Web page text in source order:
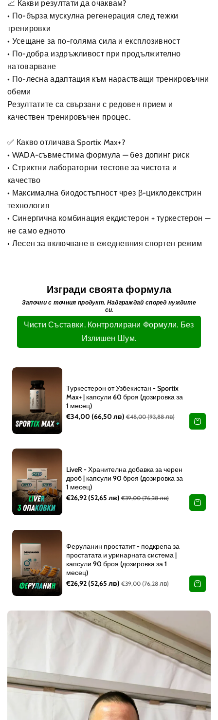
📈 Какви резултати да очаквам?
• По-бърза мускулна регенерация след тежки
тренировки
• Усещане за по-голяма сила и експлозивност
• По-добра издръжливост при продължително
натоварване
• По-лесна адаптация към нарастващи тренировъчни
обеми
Резултатите са свързани с редовен прием и
качествен тренировъчен процес.
✅ Какво отличава Sportix Max+?
• WADA-съвместима формула — без допинг риск
• Стриктни лабораторни тестове за чистота и
качество
• Максимална биодостъпност чрез β-циклодекстрин
технология
• Синергична комбинация екдистерон + туркестерон —
не само едното
• Лесен за включване в ежедневния спортен режим
Изгради своята формула
Започни с точния продукт. Надграждай според нуждите
си.
Чисти Съставки. Контролирани Формули. Без
Излишен Шум.
Туркестерон от Узбекистан - Sportix
Max+ | капсули 60 броя (дозировка за
1 месец)
€34,00 (66,50 лв) €48,00(93,88 лв)
LiveR - Хранителна добавка за черен
дроб | капсули 90 броя (дозировка за
1 месец)
€26,92(52,65 лв) €39,00(76,28 лв)
Феруланин простатит - подкрепа за
простатата и уринарната система |
капсули 90 броя (дозировка за 1
месец)
€26,92(52,65 лв) €39,00(76,28 лв)